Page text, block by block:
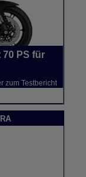
PS für
zum Testbericht